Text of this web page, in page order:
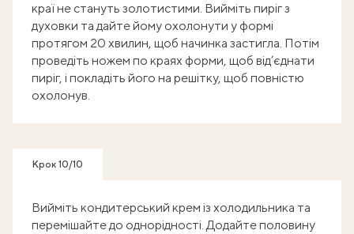
краї не стануть золотистими. Вийміть пиріг з
духовки та дайте йому охолонути у формі
протягом 20 хвилин, щоб начинка застигла. Потім
проведіть ножем по краях форми, щоб від’єднати
пиріг, і покладіть його на решітку, щоб повністю
охолонув.
Крок 10/10
Вийміть кондитерський крем із холодильника та
перемішайте до однорідності. Додайте половину